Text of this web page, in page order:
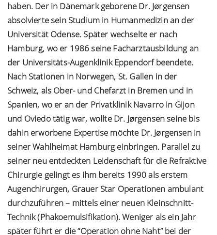
haben. Der in Dänemark geborene Dr. Jørgensen
absolvierte sein Studium in Humanmedizin an der
Universität Odense. Später wechselte er nach
Hamburg, wo er 1986 seine Facharztausbildung an
der Universitäts-Augenklinik Eppendorf beendete.
Nach Stationen in Norwegen, St. Gallen in der
Schweiz, als Ober- und Chefarzt in Bremen und in
Spanien, wo er an der Privatklinik Navarro in Gijon
und Oviedo tätig war, wollte Dr. Jørgensen seine bis
dahin erworbene Expertise möchte Dr. Jørgensen in
seiner Wahlheimat Hamburg einbringen. Parallel zu
seiner neu entdeckten Leidenschaft für die Refraktive
Chirurgie gelingt es ihm bereits 1990 als erstem
Augenchirurgen, Grauer Star Operationen ambulant
durchzuführen – mittels einer neuen Kleinschnitt-
Technik (Phakoemulsifikation). Weniger als ein Jahr
später führt er die “Operation ohne Naht” bei der